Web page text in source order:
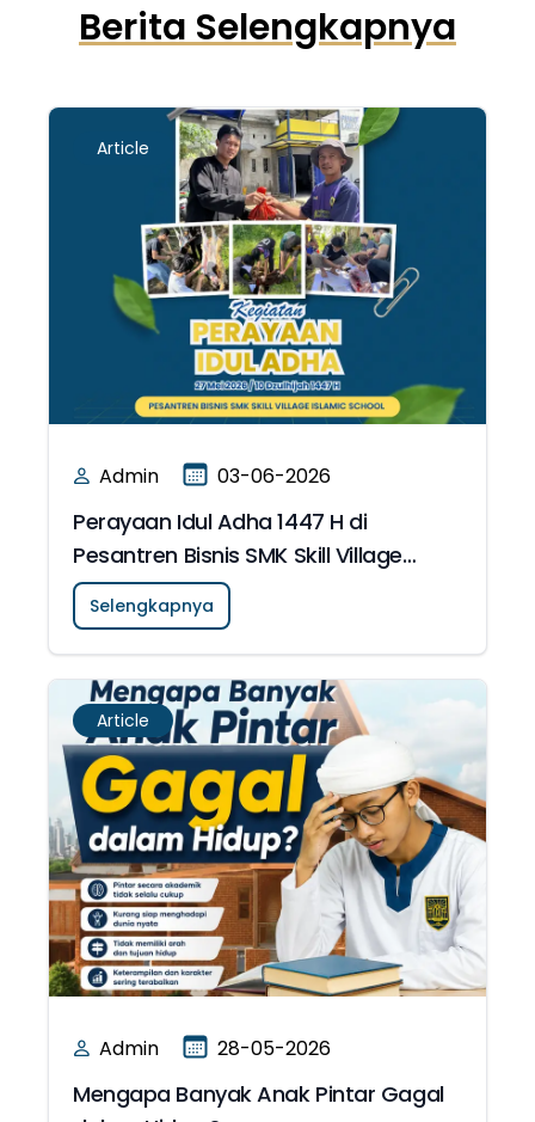
Berita Selengkapnya
Article
Admin 03-06-2026
Perayaan Idul Adha 1447 H di
Pesantren Bisnis SMK Skill Village
Islamic School
Selengkapnya
Article
Admin 28-05-2026
Mengapa Banyak Anak Pintar Gagal